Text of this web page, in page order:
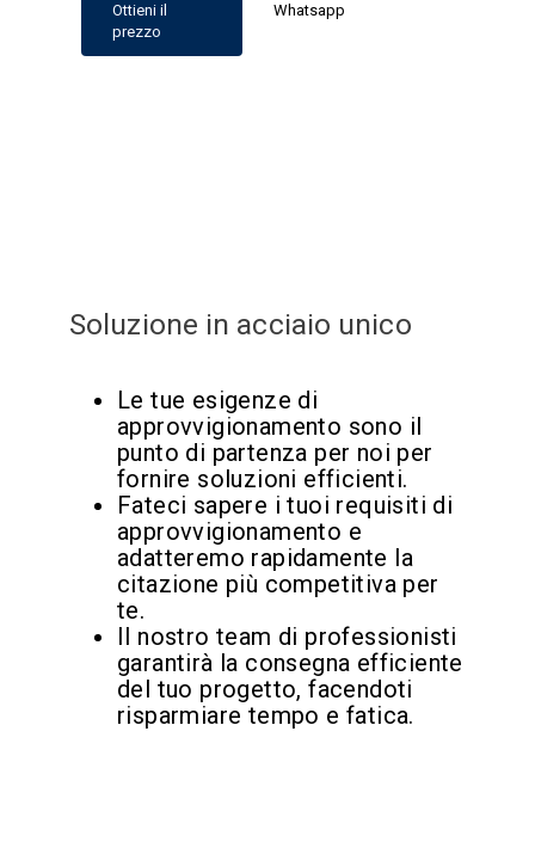
Ottieni il
prezzo
Whatsapp
Soluzione in acciaio unico
Le tue esigenze di
approvvigionamento sono il
punto di partenza per noi per
fornire soluzioni efficienti.
Fateci sapere i tuoi requisiti di
approvvigionamento e
adatteremo rapidamente la
citazione più competitiva per
te.
Il nostro team di professionisti
garantirà la consegna efficiente
del tuo progetto, facendoti
risparmiare tempo e fatica.